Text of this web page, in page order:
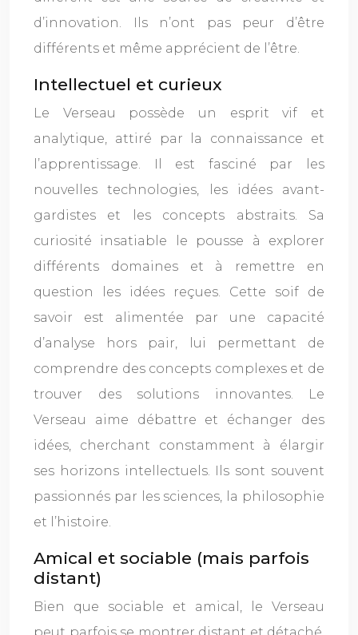
d’innovation. Ils n’ont pas peur d’être
différents et même apprécient de l’être.
Intellectuel et curieux
Le Verseau possède un esprit vif et
analytique, attiré par la connaissance et
l’apprentissage. Il est fasciné par les
nouvelles technologies, les idées avant-
gardistes et les concepts abstraits. Sa
curiosité insatiable le pousse à explorer
différents domaines et à remettre en
question les idées reçues. Cette soif de
savoir est alimentée par une capacité
d’analyse hors pair, lui permettant de
comprendre des concepts complexes et de
trouver des solutions innovantes. Le
Verseau aime débattre et échanger des
idées, cherchant constamment à élargir
ses horizons intellectuels. Ils sont souvent
passionnés par les sciences, la philosophie
et l’histoire.
Amical et sociable (mais parfois
distant)
Bien que sociable et amical, le Verseau